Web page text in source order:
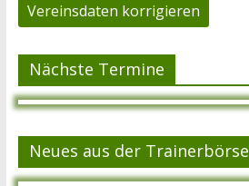
Vereinsdaten korrigieren
Nächste Termine
Neues aus der Trainerbörse